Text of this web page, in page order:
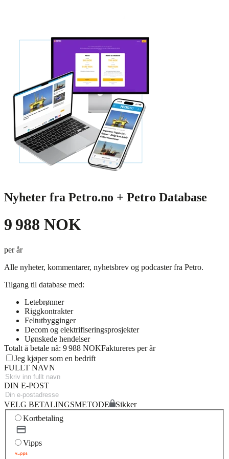
Nyheter fra Petro.no + Petro Database
9 988 NOK
per år
Alle nyheter, kommentarer, nyhetsbrev og podcaster fra Petro.
Tilgang til database med:
Letebrønner
Riggkontrakter
Feltutbygginger
Decom og elektrifiseringsprosjekter
Uønskede hendelser
Totalt å betale nå: 9 988 NOKFaktureres per år
Jeg kjøper som en bedrift
FULLT NAVN
DIN E-POST
VELG BETALINGSMETODE
Sikker
Kortbetaling
Vipps